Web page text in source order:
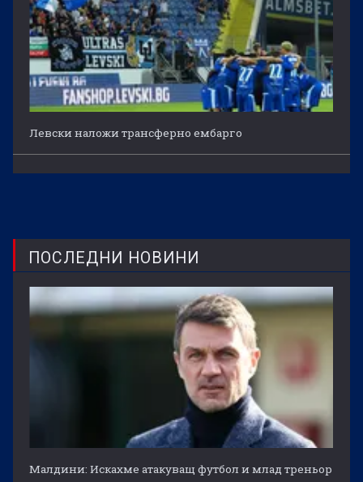
Левски наложи трансферно ембарго
ПОСЛЕДНИ НОВИНИ
Малдини: Искахме атакуващ футбол и млад треньор